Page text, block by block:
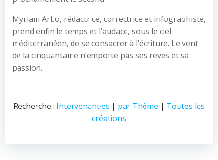
Myriam Arbo, rédactrice, correctrice et infographiste,
prend enfin le temps et l’audace, sous le ciel
méditerranéen, de se consacrer à l’écriture. Le vent
de la cinquantaine n’emporte pas ses rêves et sa
passion.
Recherche : Intervenant·es | par Thème | Toutes les
créations